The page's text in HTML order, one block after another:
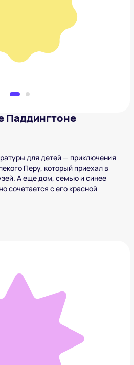
Паддингтоне
Паддингтоне
для детей — приключения
Перу, который приехал в
А еще дом, семью и синее
сочетается с его красной
дедушка были маленькими